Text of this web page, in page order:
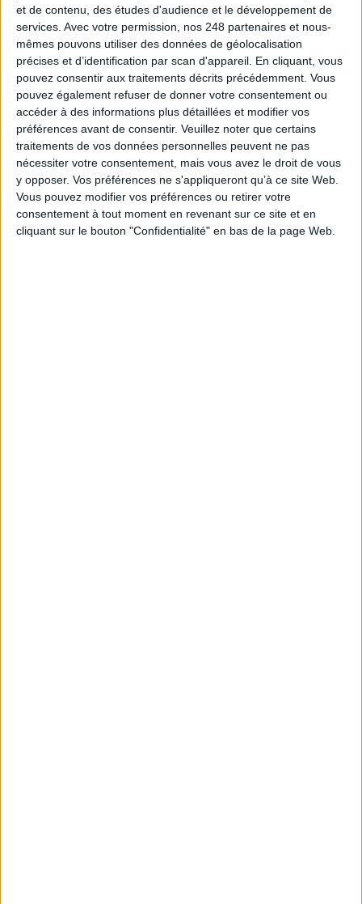
et de contenu, des études d'audience et le développement de
services. Avec votre permission, nos 248 partenaires et nous-
mêmes pouvons utiliser des données de géolocalisation
précises et d’identification par scan d'appareil. En cliquant, vous
pouvez consentir aux traitements décrits précédemment. Vous
pouvez également refuser de donner votre consentement ou
accéder à des informations plus détaillées et modifier vos
préférences avant de consentir. Veuillez noter que certains
traitements de vos données personnelles peuvent ne pas
nécessiter votre consentement, mais vous avez le droit de vous
y opposer. Vos préférences ne s'appliqueront qu’à ce site Web.
Vous pouvez modifier vos préférences ou retirer votre
consentement à tout moment en revenant sur ce site et en
cliquant sur le bouton "Confidentialité" en bas de la page Web.
Tunio Zafer a plus de 15 ans d’expérience
en gestion et en marketing dans le domaine
de la technologie et a participé à de
nombreux projets d’affaires fructueux tels
que MTelekom, Host.bg, Grabo.bg, Mobile
Innovations JSC et d’autres.
En tant que leader et gestionnaire de la
société de stockage dans le cloud, Tunio
encourage l'innovation dans des domaines
tels que la sécurité et la rentabilité des
utilisateurs finaux. Tunio encourage l’esprit d’avenir de son équipe
et cherche à avoir un impact significatif sur le marché en
croissance rapide des technologies de l’information, tant pour les